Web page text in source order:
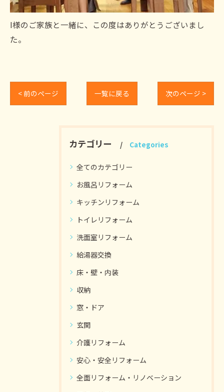
I様のご家族と一緒に、この度はありがとうございまし
た。
< 前のページ 一覧に戻る 次のページ >
カテゴリー Categories
全てのカテゴリー
お風呂リフォーム
キッチンリフォーム
トイレリフォーム
洗面室リフォーム
給湯器交換
床・壁・内装
収納
窓・ドア
玄関
介護リフォーム
安心・安全リフォーム
全面リフォーム・リノベーション